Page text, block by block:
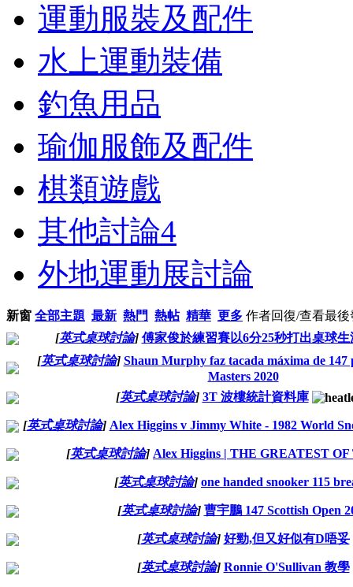
運動服裝及配件
水上運動裝備
釣魚用品
瑜伽服飾及配件
棋類遊戲
其他討論4
外地運動展討論
新窗 全部主題 最新 熱門 熱帖 精華 更多 作者回復/查看最後
[英式桌球討論] 傅家俊於練習賽以6分25秒打出桌球生
[英式桌球討論] Shaun Murphy faz tacada máxima de 147
Masters 2020
[英式桌球討論] 3T 波樓統計資料庫
[英式桌球討論] Alex Higgins v Jimmy White - 1982 World
[英式桌球討論] Alex Higgins | THE GREATEST
[英式桌球討論] one handed snooker 115
[英式桌球討論] 曹宇鵬 147 Scottish Open
[英式桌球討論] 好勁,但又好似有D唔妥
[英式桌球討論] Ronnie O'Sullivan 教學